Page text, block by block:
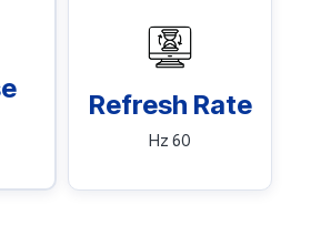
Refresh Rate
60 Hz